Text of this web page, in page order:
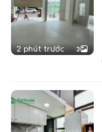
2 phút trước 3